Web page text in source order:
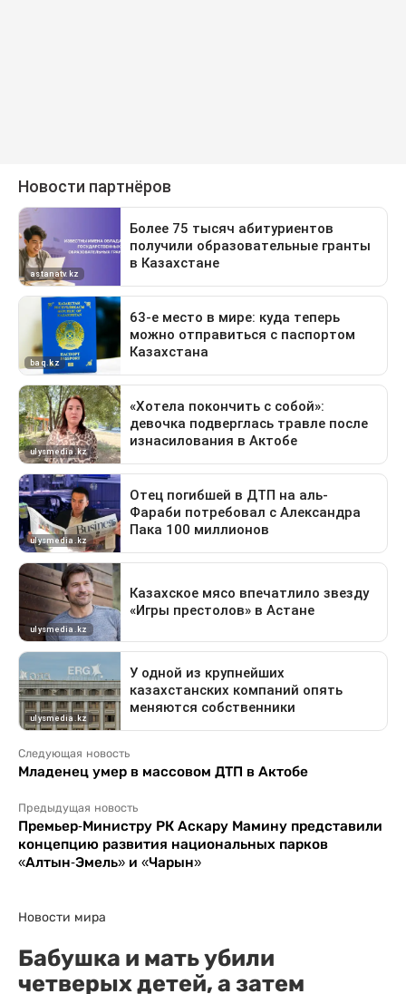
Следующая новость
Младенец умер в массовом ДТП в Актобе
Предыдущая новость
Премьер-Министру РК Аскару Мамину представили
концепцию развития национальных парков
«Алтын-Эмель» и «Чарын»
Новости мира
Бабушка и мать убили
четверых детей, а затем